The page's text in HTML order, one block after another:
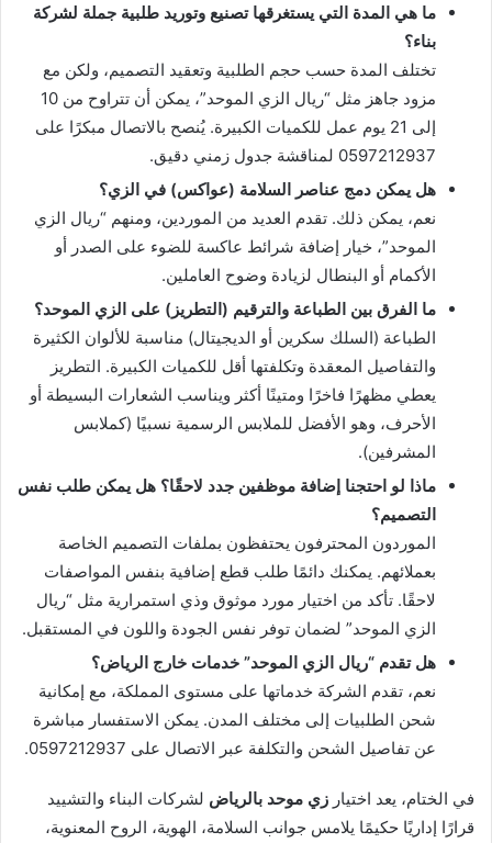
ما هي المدة التي يستغرقها تصنيع وتوريد طلبية جملة لشركة
بناء؟
تختلف المدة حسب حجم الطلبية وتعقيد التصميم، ولكن مع
مزود جاهز مثل “ريال الزي الموحد”، يمكن أن تتراوح من 10
إلى 21 يوم عمل للكميات الكبيرة. يُنصح بالاتصال مبكرًا على
0597212937 لمناقشة جدول زمني دقيق.
هل يمكن دمج عناصر السلامة (عواكس) في الزي؟
نعم، يمكن ذلك. تقدم العديد من الموردين، ومنهم “ريال الزي
الموحد”، خيار إضافة شرائط عاكسة للضوء على الصدر أو
الأكمام أو البنطال لزيادة وضوح العاملين.
ما الفرق بين الطباعة والترقيم (التطريز) على الزي الموحد؟
الطباعة (السلك سكرين أو الديجيتال) مناسبة للألوان الكثيرة
والتفاصيل المعقدة وتكلفتها أقل للكميات الكبيرة. التطريز
يعطي مظهرًا فاخرًا ومتينًا أكثر ويناسب الشعارات البسيطة أو
الأحرف، وهو الأفضل للملابس الرسمية نسبيًا (كملابس
المشرفين).
ماذا لو احتجنا إضافة موظفين جدد لاحقًا؟ هل يمكن طلب نفس
التصميم؟
الموردون المحترفون يحتفظون بملفات التصميم الخاصة
بعملائهم. يمكنك دائمًا طلب قطع إضافية بنفس المواصفات
لاحقًا. تأكد من اختيار مورد موثوق وذي استمرارية مثل “ريال
الزي الموحد” لضمان توفر نفس الجودة واللون في المستقبل.
هل تقدم “ريال الزي الموحد” خدمات خارج الرياض؟
نعم، تقدم الشركة خدماتها على مستوى المملكة، مع إمكانية
شحن الطلبيات إلى مختلف المدن. يمكن الاستفسار مباشرة
عن تفاصيل الشحن والتكلفة عبر الاتصال على 0597212937.
في الختام، يعد اختيار زي موحد بالرياض لشركات البناء والتشييد
قرارًا إداريًا حكيمًا يلامس جوانب السلامة، الهوية، الروح المعنوية،